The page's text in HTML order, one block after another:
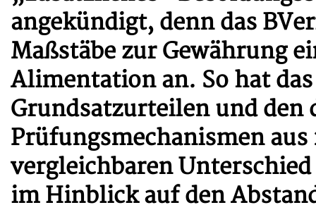
angekündigt, denn das
Maßstäbe zur Gewährung
Alimentation an. So hat
Grundsatzurteilen und den
Prüfungsmechanismen aus
vergleichbaren
im Hinblick auf den